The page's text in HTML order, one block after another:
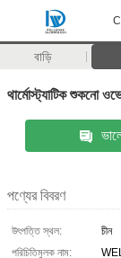
বাড়ি
থার্মোস্ট্যাটিক শুকনো
পণ্যের বিবরণ
উৎপত্তি স্থল:
চীন
পরিচিতিমুলক নাম: